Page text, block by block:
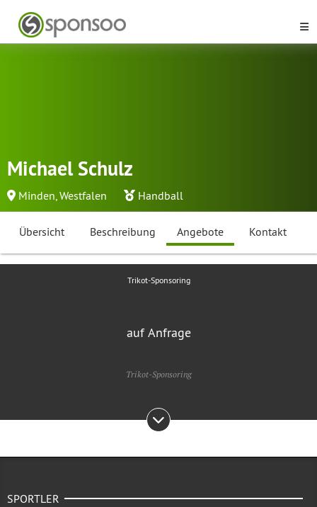
Michael Schulz
Minden, Westfalen Handball
Übersicht Beschreibung Angebote Kontakt
Trikot-Sponsoring
auf Anfrage
Trikot-Sponsoring
SPORTLER